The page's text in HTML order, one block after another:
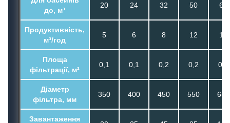
до, м³
20 24 32 50 64
Продуктивність,
м³/год
5 6 8 12 16
Площа
фільтрації, м²
0,1 0,1 0,2 0,2 0,3
Діаметр
фільтра, мм
350 400 450 550 650
Завантаження